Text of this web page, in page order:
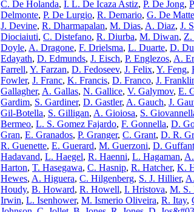
C. De Holanda, I. L. De Icaza Astiz, P. De Jong,
Delmonte, P. De Lurgio, R. Demario, G. De
J. Devine, R. Dharmapalan, M. Dias, A. Diaz, J.
Diociaiuti, C. Distefano, R. Diurba, M. Diwan,
Doyle, A. Dragone, F. Drielsma, L. Duarte, D.
Edayath, D. Edmunds, J. Eisch, P. Englezos, A.
Farrell, Y. Farzan, D. Fedoseev, J. Felix, Y. Feng,
Fowler, J. Franc, K. Francis, D. Franco, J.
Gallagher, A. Gallas, N. Gallice, V. Galymov, E.
Gardim, S. Gardiner, D. Gastler, A. Gauch, J.
Gil-Botella, S. Gilligan, A. Gioiosa, S.
Bermeo, L. S. Gomez Fajardo, F. Gonnella, D.
Gran, E. Granados, P. Granger, C. Grant, D. R.
R. Guenette, E. Guerard, M. Guerzoni, D.
Hadavand, L. Haegel, R. Haenni, L. Hagaman,
Harton, T. Hasegawa, C. Hasnip, R. Hatcher, K.
Hewes, A. Higuera, C. Hilgenberg, S. J. Hillier,
Houdy, B. Howard, R. Howell, I. Hristova, M. S.
Irwin, L. Isenhower, M. Ismerio Oliveira, R. Itay,